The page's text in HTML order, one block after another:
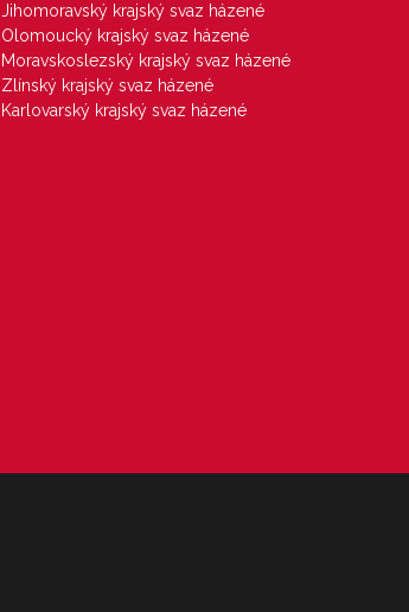
Jihomoravský krajský svaz házené
Olomoucký krajský svaz házené
Moravskoslezský krajský svaz házené
Zlínský krajský svaz házené
Karlovarský krajský svaz házené